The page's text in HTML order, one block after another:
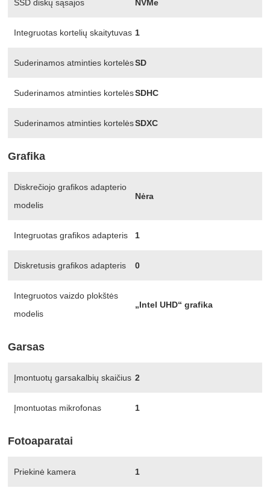
SSD diskų sąsajos NVMe
Integruotas kortelių skaitytuvas 1
Suderinamos atminties kortelėsSD
Suderinamos atminties kortelėsSDHC
Suderinamos atminties kortelėsSDXC
Grafika
Diskrečiojo grafikos adapterio
modelis
Nėra
Integruotas grafikos adapteris 1
Diskretusis grafikos adapteris 0
Integruotos vaizdo plokštės
modelis
„Intel UHD“ grafika
Garsas
Įmontuotų garsakalbių skaičius 2
Įmontuotas mikrofonas 1
Fotoaparatai
Priekinė kamera 1